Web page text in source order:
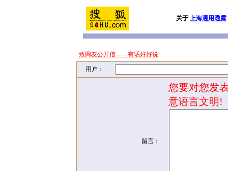
关于 上海通用透露
致网友公开信——有话好好说
用户：
留言：
您要对您发
意语言文明!